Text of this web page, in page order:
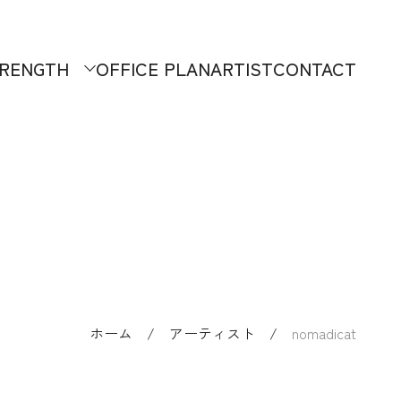
OFFICE PLANARTISTCONTACT
ホーム / アーティスト / nomadicat